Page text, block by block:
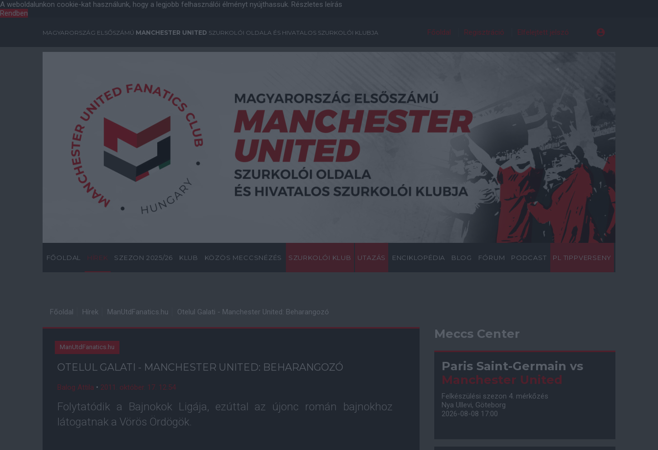
A weboldalunkon cookie-kat használunk, hogy a legjobb felhasználói élményt nyújthassuk. Részletes leírás
Rendben
MAGYARORSZÁG ELSŐSZÁMÚ MANCHESTER UNITED SZURKOLÓI OLDALA ÉS HIVATALOS SZURKOLÓI KLUBJA Főoldal Regisztráció Elfelejtett jelszó
FŐOLDAL HÍREK SZEZON 2025/26 KLUB KÖZÖS MECCSNÉZÉS SZURKOLÓI KLUB UTAZÁS ENCIKLOPÉDIA BLOG FÓRUM PODCAST PL TIPPVERSENY
Főoldal Hírek ManUtdFanatics.hu Otelul Galati - Manchester United: Beharangozó
ManUtdFanatics.hu
OTELUL GALATI - MANCHESTER UNITED: BEHARANGOZÓ
Balog Attila • 2011. október. 17. 12:54
Folytatódik a Bajnokok Ligája, ezúttal az újonc román bajnokhoz
látogatnak a Vörös Ördögök.
Meccs Center
Paris Saint-Germain vs
Manchester United
Felkészülési szezon 4. mérkőzés
Nya Ullevi, Göteborg
2026-08-08 17:00